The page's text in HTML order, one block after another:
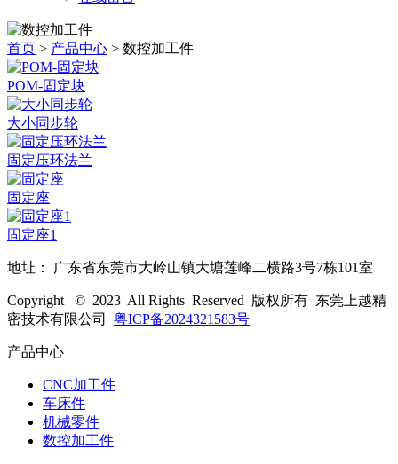
首页 > 产品中心 > 数控加工件
POM-固定块
大小同步轮
固定压环法兰
固定座
固定座1
地址： 广东省东莞市大岭山镇大塘莲峰二横路3号7栋101室
Copyright © 2023 All Rights Reserved 版权所有 东莞上越精
密技术有限公司 粤ICP备2024321583号
产品中心
CNC加工件
车床件
机械零件
数控加工件